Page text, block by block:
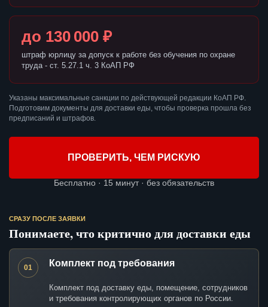
до 130 000 ₽
штраф юрлицу за допуск к работе без обучения по охране
труда - ст. 5.27.1 ч. 3 КоАП РФ
Указаны максимальные санкции по действующей редакции КоАП РФ.
Подготовим документы для доставки еды, чтобы проверка прошла без
предписаний и штрафов.
ПРОВЕРИТЬ, ЧЕМ РИСКУЮ
Бесплатно · 15 минут · без обязательств
СРАЗУ ПОСЛЕ ЗАЯВКИ
Понимаете, что критично для доставки еды
01 Комплект под требования
Комплект под доставку еды, помещение, сотрудников
и требования контролирующих органов по России.